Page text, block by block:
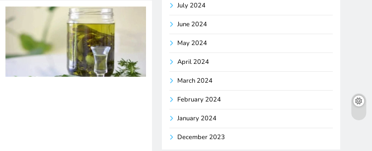
July 2024
June 2024
May 2024
April 2024
March 2024
February 2024
January 2024
December 2023